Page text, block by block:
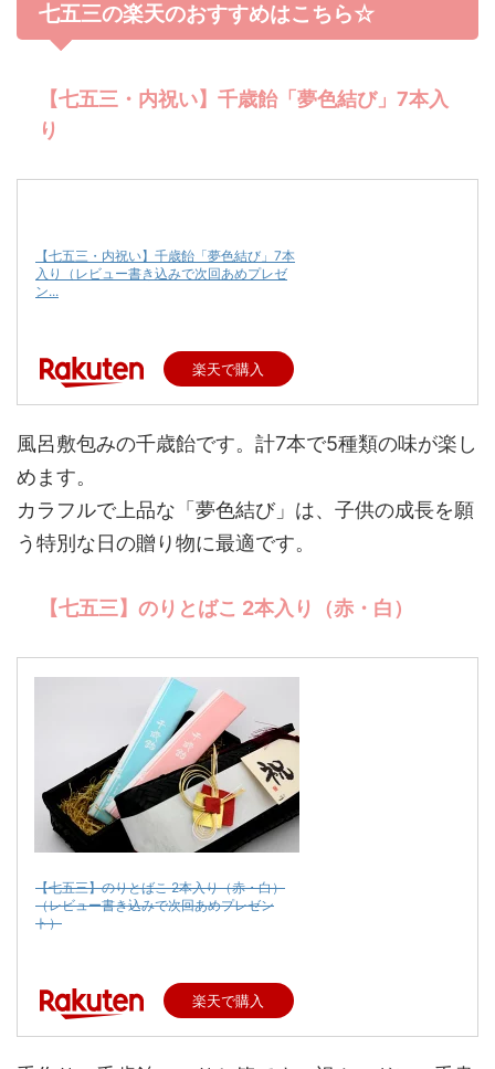
七五三の楽天のおすすめはこちら☆
【七五三・内祝い】千歳飴「夢色結び」7本入
り
【七五三・内祝い】千歳飴「夢色結び」7本
入り（レビュー書き込みで次回あめプレゼ
ン...
楽天で購入
風呂敷包みの千歳飴です。計7本で5種類の味が楽し
めます。
カラフルで上品な「夢色結び」は、子供の成長を願
う特別な日の贈り物に最適です。
【七五三】のりとばこ 2本入り（赤・白）
【七五三】のりとばこ 2本入り（赤・白）
（レビュー書き込みで次回あめプレゼン
ト）
楽天で購入